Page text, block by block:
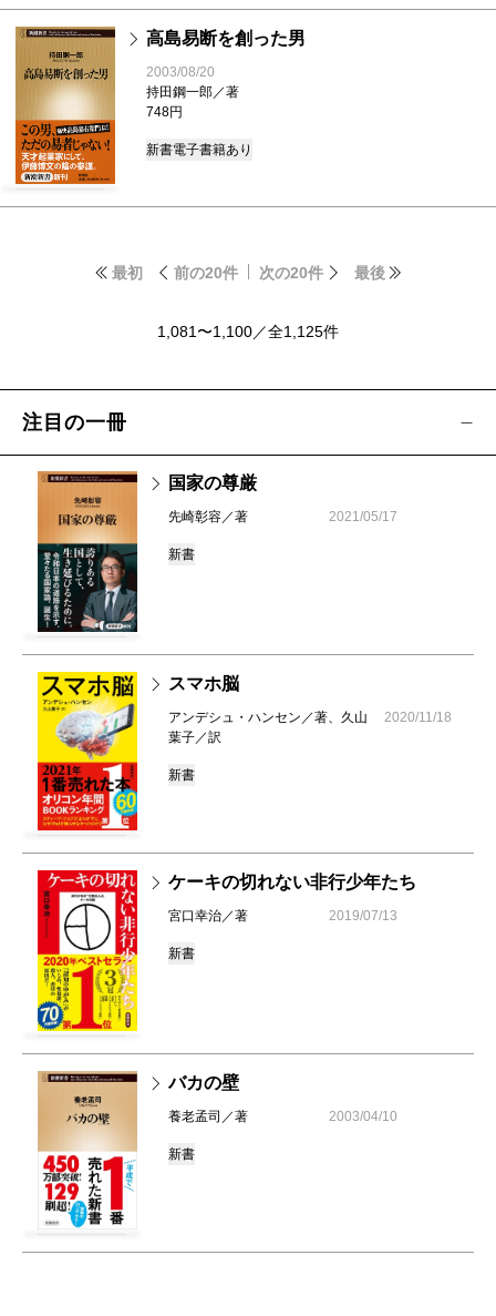
高島易断を創った男
2003/08/20
持田鋼一郎／著
748円
新書電子書籍あり
最初 前の20件 次の20件 最後
1,081〜1,100／全1,125件
注目の一冊
国家の尊厳
先崎彰容／著 2021/05/17
新書
スマホ脳
アンデシュ・ハンセン／著、久山
葉子／訳
2020/11/18
新書
ケーキの切れない非行少年たち
宮口幸治／著 2019/07/13
新書
バカの壁
養老孟司／著 2003/04/10
新書